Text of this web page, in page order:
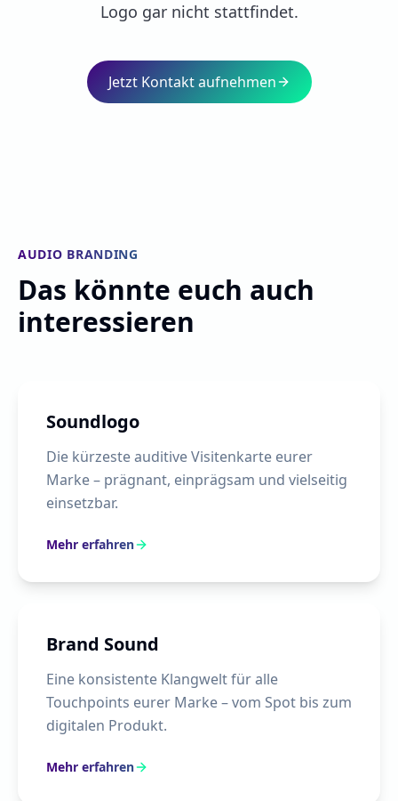
Logo gar nicht stattfindet.
Jetzt Kontakt aufnehmen
AUDIO BRANDING
Das könnte euch auch
interessieren
Soundlogo
Die kürzeste auditive Visitenkarte eurer
Marke – prägnant, einprägsam und vielseitig
einsetzbar.
Mehr erfahren
Brand Sound
Eine konsistente Klangwelt für alle
Touchpoints eurer Marke – vom Spot bis zum
digitalen Produkt.
Mehr erfahren